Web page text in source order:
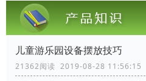
儿童游乐园设备摆放技巧
21362阅读 2019-08-28 11:56:15